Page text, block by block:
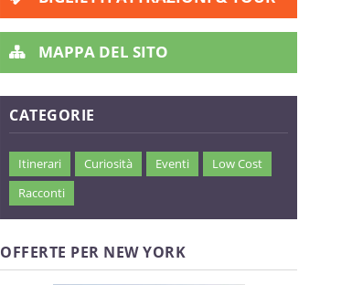
MAPPA DEL SITO
CATEGORIE
Itinerari Curiosità Eventi
Low Cost
Racconti
OFFERTE PER NEW YORK